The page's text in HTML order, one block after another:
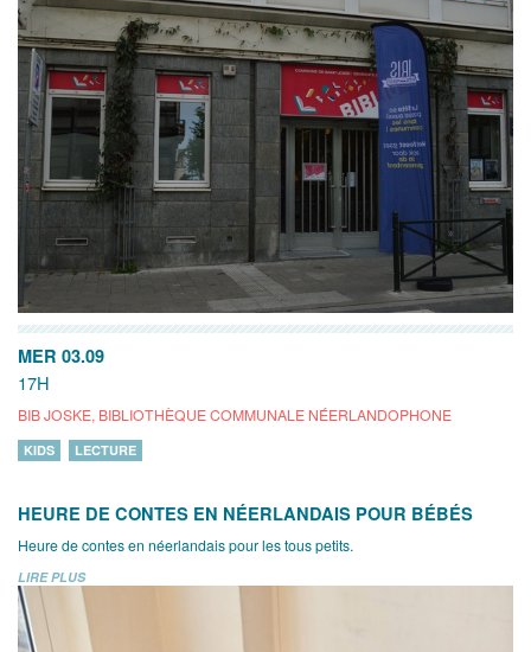
MER 03.09
17H
BIB JOSKE, BIBLIOTHÈQUE COMMUNALE NÉERLANDOPHONE
KIDS LECTURE
HEURE DE CONTES EN NÉERLANDAIS POUR BÉBÉS
Heure de contes en néerlandais pour les tous petits.
LIRE PLUS